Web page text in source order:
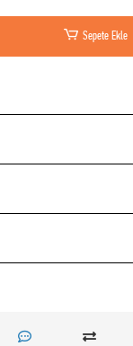
Sepete Ekle